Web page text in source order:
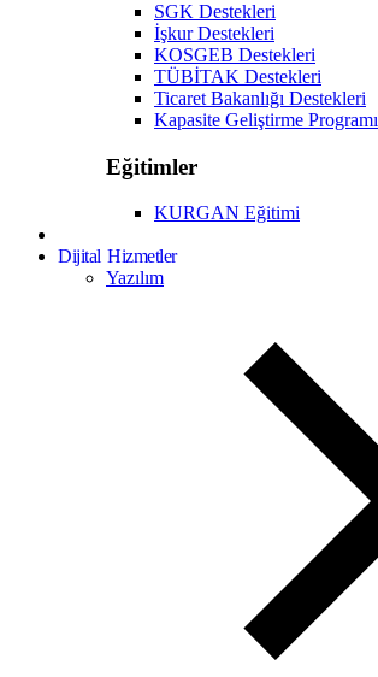
SGK Destekleri
İşkur Destekleri
KOSGEB Destekleri
TÜBİTAK Destekleri
Ticaret Bakanlığı Destekleri
Kapasite Geliştirme Programı
Eğitimler
KURGAN Eğitimi
Dijital Hizmetler
Yazılım